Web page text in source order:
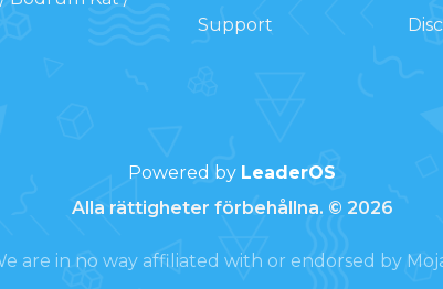
Support
Powered by LeaderOS
Alla rättigheter förbehållna. © 2026
are in no way affiliated with or endorsed by